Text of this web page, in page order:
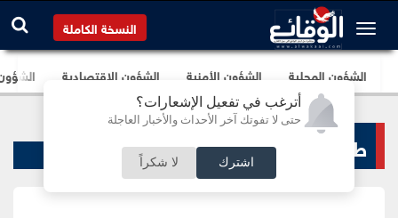
أترغب في تفعيل الإشعارات؟
حتى لا تفوتك آخر الأحداث والأخبار العاجلة
اشترك لا شكراً
النسخة الكاملة
الشؤون المحلية الشؤون الأمنية الشؤون الإقتصادية
طب و صحة